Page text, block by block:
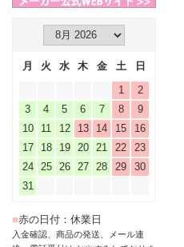
月 火 水 木 金 土
日
1
2
3
4 5 6 7 8
9
10
11 12 13 14 15
16
17
18 19 20 21 22
23
24
25 26 27 28 29
30
31
■赤の日付：休業日
入金確認、商品の発送、メール連